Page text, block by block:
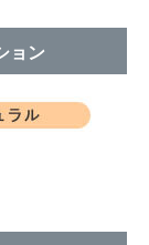
ョン